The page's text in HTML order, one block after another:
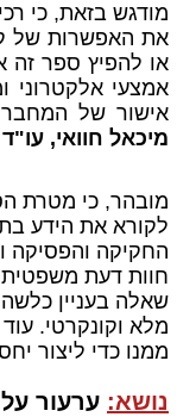
מודגש בזאת, כי
את האפשרות של
או להפיץ ספר זה
אמצעי אלקטרוני
אישור של
מיכאל חוואי, עו"ד
מובהר, כי מטרת
לקורא את הידע
החקיקה והפסיקה
חוות דעת
שאלה בעניין
מלא וקונקרטי.
ממנו כדי ליצור
נושא: ערעור